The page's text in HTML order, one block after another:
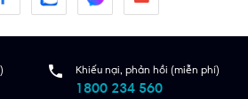
Khiếu nại, phản hồi (miễn phí)
1800 234 560